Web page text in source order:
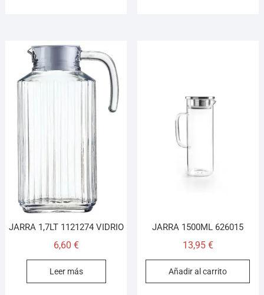
JARRA 1,7LT 1121274 VIDRIO
6,60 €
Leer más
JARRA 1500ML 626015
13,95 €
Añadir al carrito